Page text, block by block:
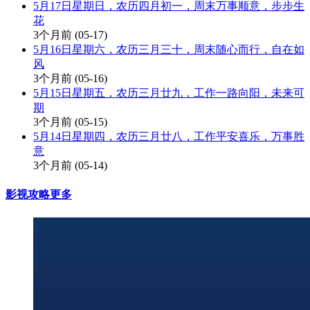
5月17日星期日，农历四月初一，周末万事顺意，步步生
花
3个月前 (05-17)
5月16日星期六，农历三月三十，周末随心而行，自在如
风
3个月前 (05-16)
5月15日星期五，农历三月廿九，工作一路向阳，未来可
期
3个月前 (05-15)
5月14日星期四，农历三月廿八，工作平安喜乐，万事胜
意
3个月前 (05-14)
影视攻略更多